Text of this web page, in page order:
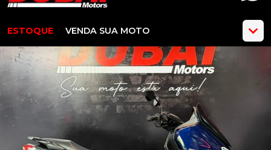
ESTOQUE VENDA SUA MOTO